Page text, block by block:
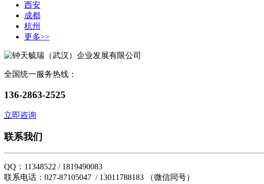
西安
成都
杭州
更多>>
全国统一服务热线：
136-2863-2525
立即咨询
联系我们
QQ：11348522 / 1819490083
联系电话：027-87105047 / 13011788183 （微信同号）